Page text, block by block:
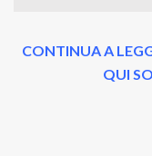
CONTINUA A
QUI